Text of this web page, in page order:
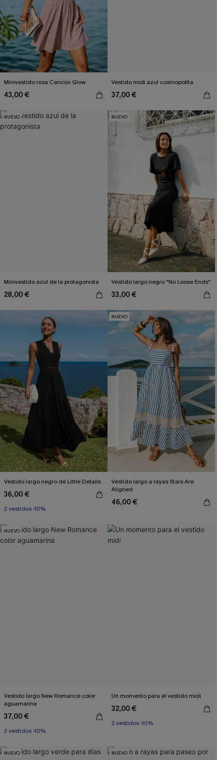
Minivestido rosa Cancún Glow
43,00 €
Vestido midi azul cosmopolita
37,00 €
NUEVO
Minivestido azul de la protagonista
28,00 €
NUEVO
Vestido largo negro "No Loose Ends"
33,00 €
Vestido largo negro de Little Details
36,00 €
2 vestidos -10%
NUEVO
Vestido largo a rayas Stars Are
Aligned
46,00 €
NUEVO
Vestido largo New Romance color
aguamarina
37,00 €
2 vestidos -10%
Un momento para el vestido midi
32,00 €
2 vestidos -10%
NUEVO NUEVO